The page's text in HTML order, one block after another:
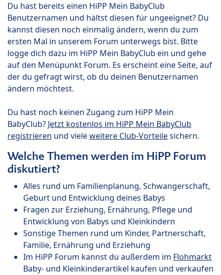
Du hast bereits einen HiPP Mein BabyClub
Benutzernamen und hältst diesen für ungeeignet? Du
kannst diesen noch einmalig ändern, wenn du zum
ersten Mal in unserem Forum unterwegs bist. Bitte
logge dich dazu im HiPP Mein BabyClub ein und gehe
auf den Menüpunkt Forum. Es erscheint eine Seite, auf
der du gefragt wirst, ob du deinen Benutzernamen
ändern möchtest.
Du hast noch keinen Zugang zum HiPP Mein
BabyClub? Jetzt kostenlos im HiPP Mein BabyClub
registrieren und vieleweitere Club-Vorteilesichern.
Welche Themen werden im HiPP Forum
diskutiert?
Alles rund um Familienplanung, Schwangerschaft,
Geburt und Entwicklung deines Babys
Fragen zur Erziehung, Ernährung, Pflege und
Entwicklung von Babys und Kleinkindern
Sonstige Themen rund um Kinder, Partnerschaft,
Familie, Ernährung und Erziehung
Im HiPP Forum kannst du außerdem im Flohmarkt
Baby- und Kleinkinderartikel kaufen und verkaufen